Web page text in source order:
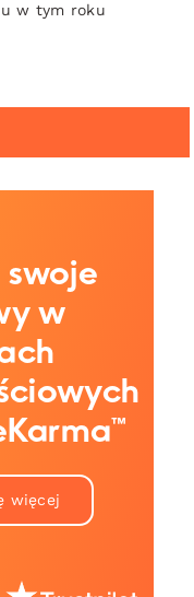
w tym roku
swoje
w
więcej